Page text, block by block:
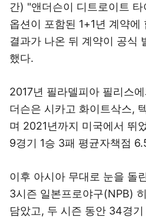
간) "앤더슨이 디트로이트
옵션이 포함된 1+1년 계약
결과가 나온 뒤 계약이 공식
했다.
2017년 필라델피아 필리스
더슨은 시카고 화이트삭스,
며 2021년까지 미국에서 뛰
9경기 1승 3패 평균자책점
이후 아시아 무대로 눈을 돌
3시즌 일본프로야구(NPB)
담았고, 두 시즌 동안 34경